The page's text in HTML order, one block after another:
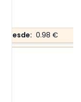
desde: 0.98 €